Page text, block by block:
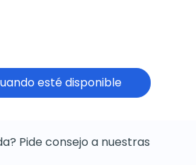
esté disponible
Pide consejo a nuestras